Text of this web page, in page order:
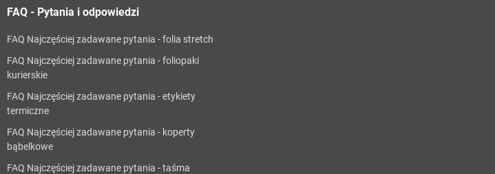
FAQ - Pytania i odpowiedzi
FAQ Najczęściej zadawane pytania - folia stretch
FAQ Najczęściej zadawane pytania - foliopaki
kurierskie
FAQ Najczęściej zadawane pytania - etykiety
termiczne
FAQ Najczęściej zadawane pytania - koperty
bąbelkowe
FAQ Najczęściej zadawane pytania - taśma